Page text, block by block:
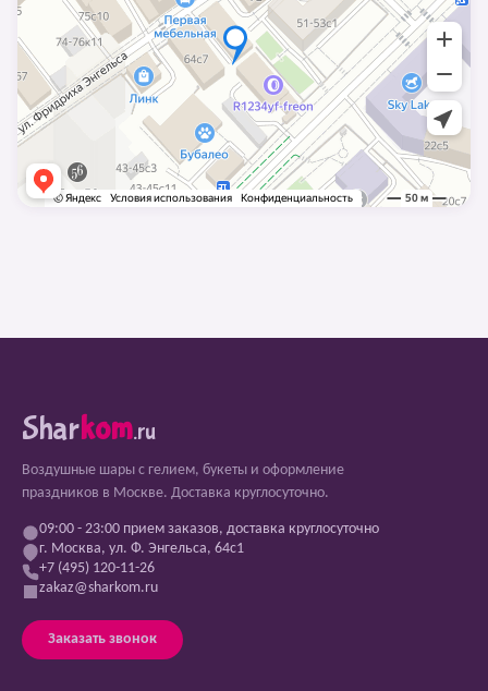
Sharkom.ru
Воздушные шары с гелием, букеты и оформление
праздников в Москве. Доставка круглосуточно.
09:00 - 23:00 прием заказов, доставка круглосуточно
г. Москва, ул. Ф. Энгельса, 64с1
+7 (495) 120-11-26
zakaz@sharkom.ru
Заказать звонок